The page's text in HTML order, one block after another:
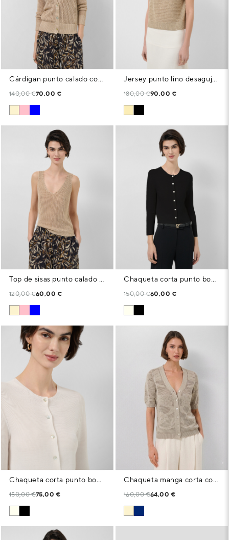
Cárdigan punto calado con lúrex cámel
140,00 €70,00 €
Jersey punto lino desagujado cámel
180,00 €90,00 €
Top de sisas punto calado con lúrex cámel
120,00 €60,00 €
Chaqueta corta punto bobo negro
150,00 €60,00 €
Chaqueta corta punto bobo crudo
150,00 €75,00 €
Chaqueta manga corta con calados florales color crudo
160,00 €64,00 €